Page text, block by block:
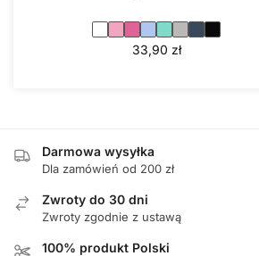
33,90 zł
Darmowa wysyłka
Dla zamówień od 200 zł
Zwroty do 30 dni
Zwroty zgodnie z ustawą
100% produkt Polski